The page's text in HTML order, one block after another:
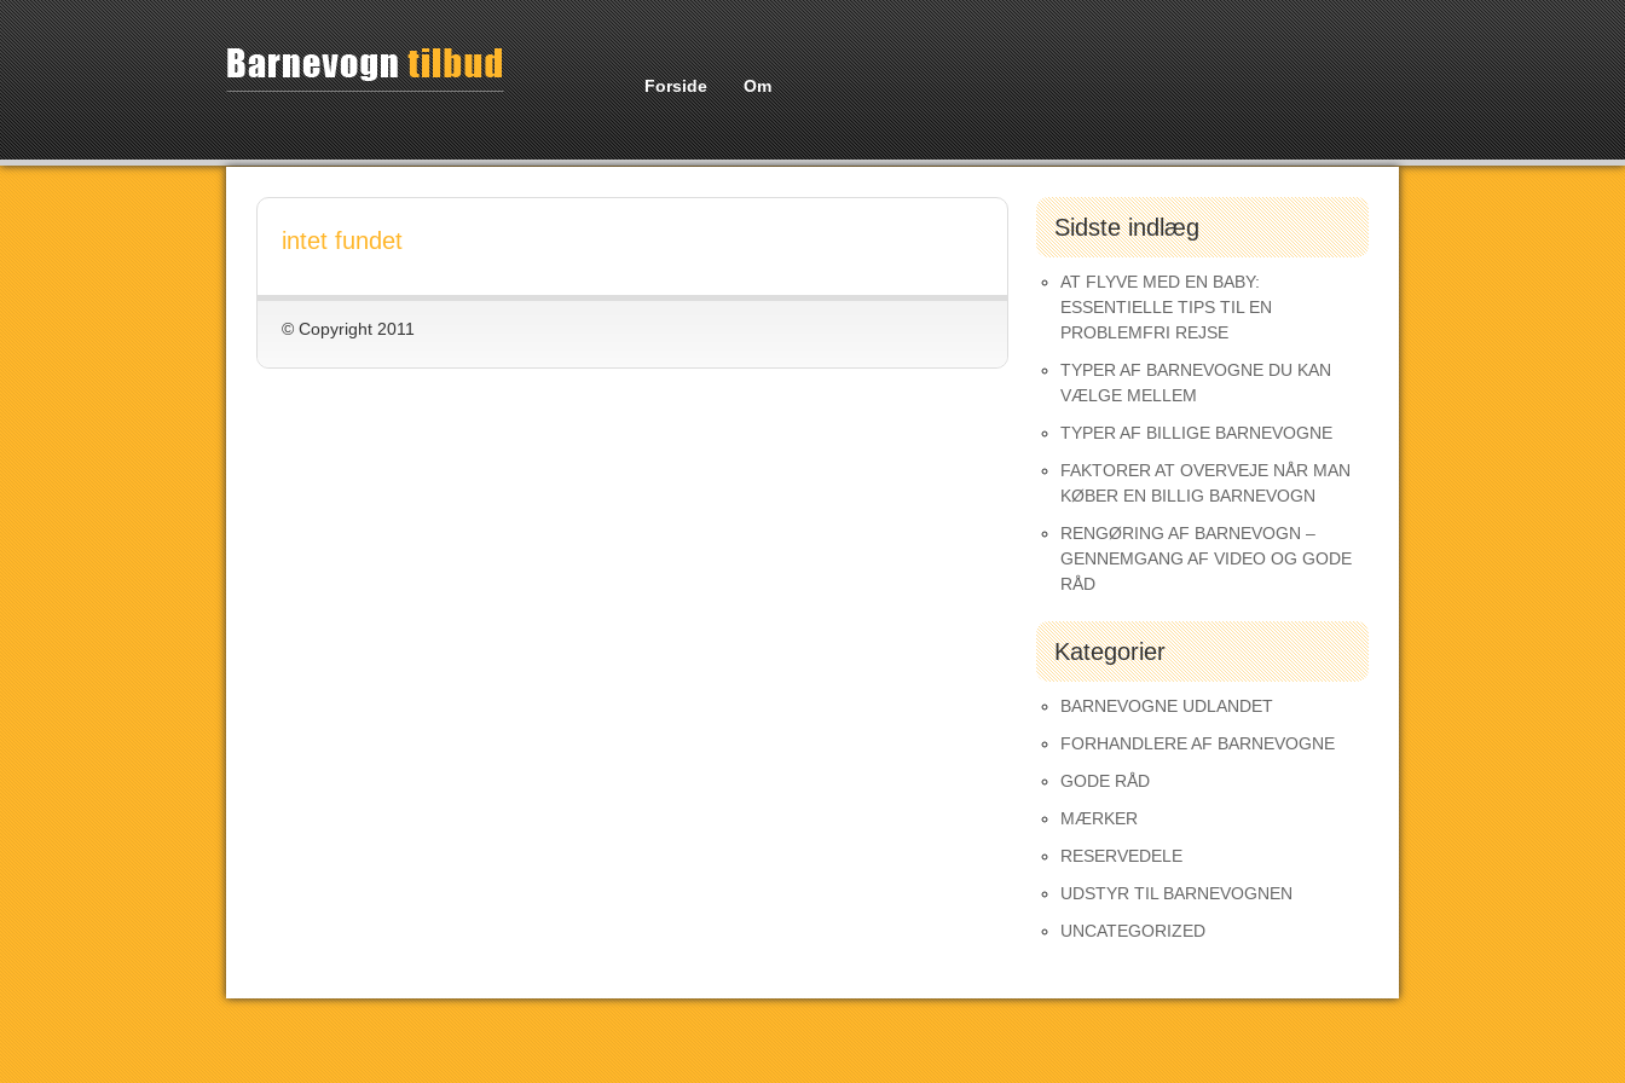
Forside Om
intet fundet
© Copyright 2011
Sidste indlæg
AT FLYVE MED EN BABY:
ESSENTIELLE TIPS TIL EN
PROBLEMFRI REJSE
TYPER AF BARNEVOGNE DU KAN
VÆLGE MELLEM
TYPER AF BILLIGE BARNEVOGNE
FAKTORER AT OVERVEJE NÅR MAN
KØBER EN BILLIG BARNEVOGN
RENGØRING AF BARNEVOGN –
GENNEMGANG AF VIDEO OG GODE
RÅD
Kategorier
BARNEVOGNE UDLANDET
FORHANDLERE AF BARNEVOGNE
GODE RÅD
MÆRKER
RESERVEDELE
UDSTYR TIL BARNEVOGNEN
UNCATEGORIZED